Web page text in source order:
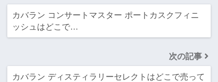
カバラン コンサートマスター ポートカスクフィニ
ッシュはどこで…
次の記事
カバラン ディスティラリーセレクトはどこで売って